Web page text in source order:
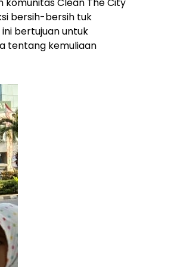
bersih-bersih tuk
bertujuan untuk
tentang kemuliaan